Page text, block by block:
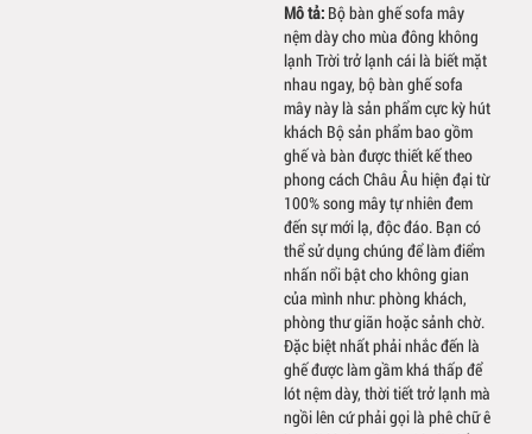
Mô tả: Bộ bàn ghế sofa mây
nệm dày cho mùa đông không
lạnh ️Trời trở lạnh cái là biết mặt
nhau ngay, bộ bàn ghế sofa
mây này là sản phẩm cực kỳ hút
khách Bộ sản phẩm bao gồm
ghế và bàn được thiết kế theo
phong cách Châu Âu hiện đại từ
100% song mây tự nhiên đem
đến sự mới lạ, độc đáo. Bạn có
thể sử dụng chúng để làm điểm
nhấn nổi bật cho không gian
của mình như: phòng khách,
phòng thư giãn hoặc sảnh chờ.
Đặc biệt nhất phải nhắc đến là
ghế được làm gầm khá thấp để
lót nệm dày, thời tiết trở lạnh mà
ngồi lên cứ phải gọi là phê chữ ê